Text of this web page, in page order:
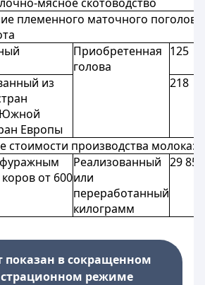
племенного маточного
Приобретенная
голова
125
из
Южной
Европы
218
стоимости производства молока:
фуражным
от 600
Реализованный
или
переработанный
килограмм
29
показан в сокращенном
режиме